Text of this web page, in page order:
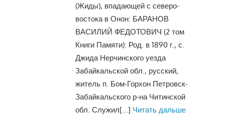
(Жиды), впадающей с северо-
востока в Онон: БАРАНОВ
ВАСИЛИЙ ФЕДОТОВИЧ (2 том
Книги Памяти): Род. в 1890 г., с.
Джида Нерчинского уезда
Забайкальской обл., русский,
житель п. Бом-Горхон Петровск-
Забайкальского р-на Читинской
обл. Служил[...] Читать дальше